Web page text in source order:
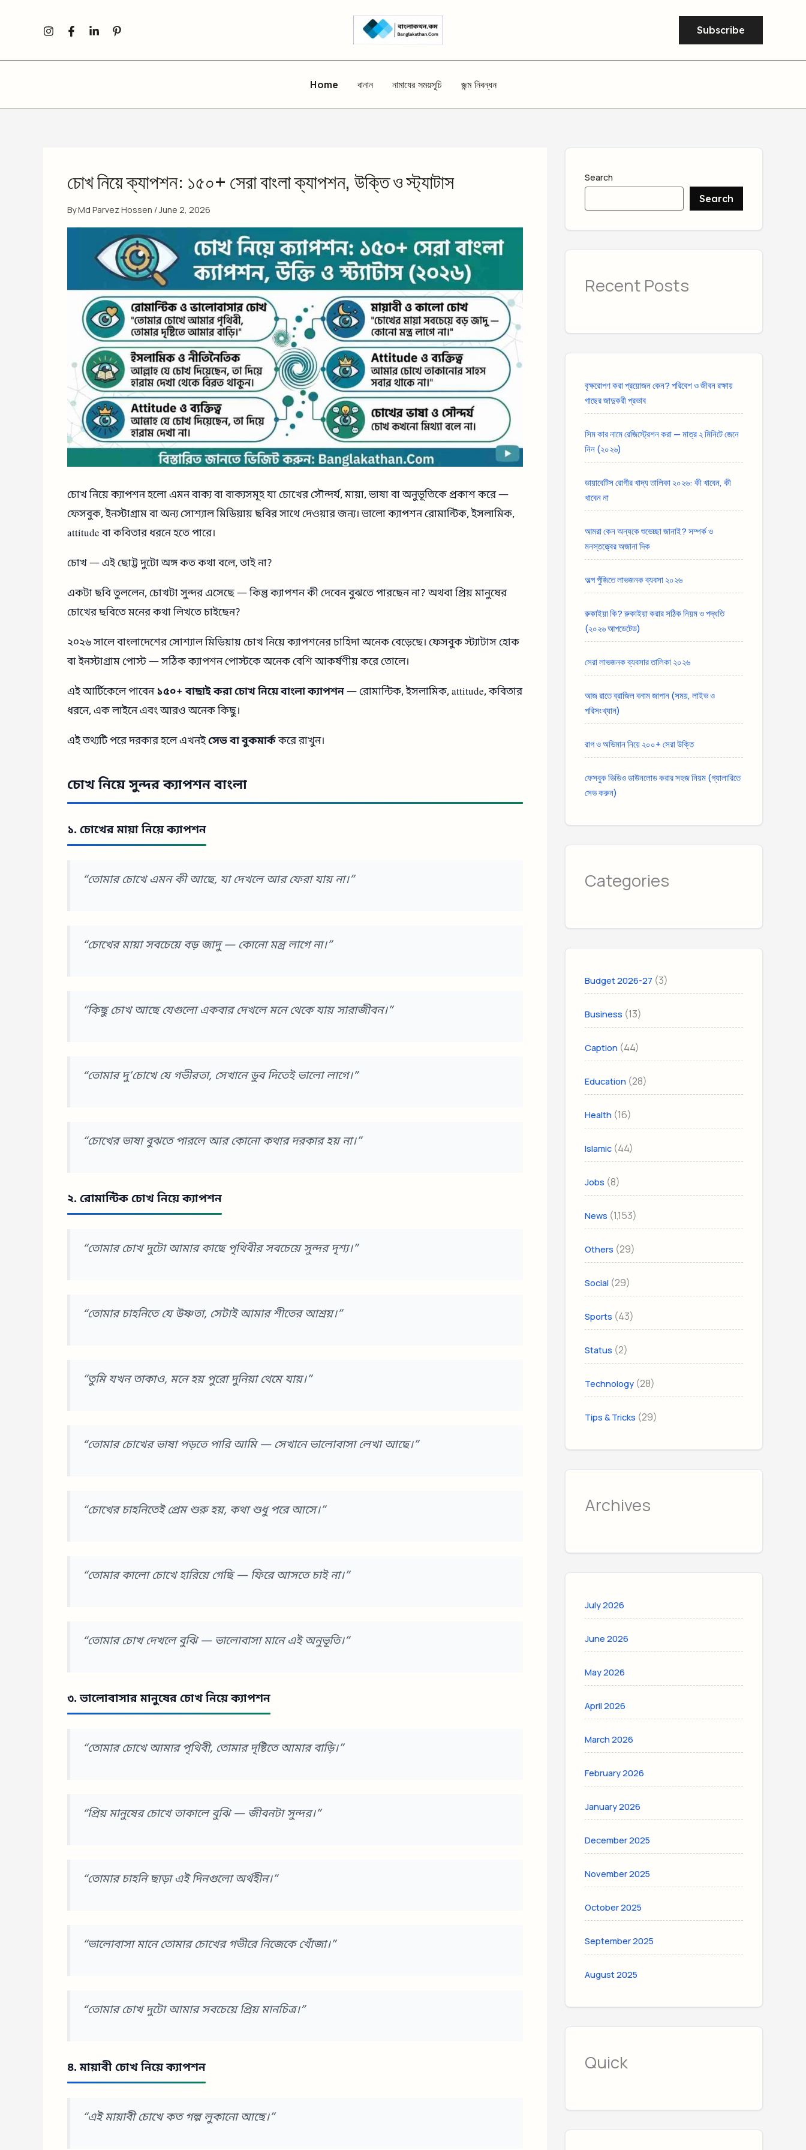
Subscribe
Home বানান নামাযের সময়সূচি জন্ম নিবন্ধন
চোখ নিয়ে ক্যাপশন: ১৫০+ সেরা বাংলা ক্যাপশন, উক্তি ও স্ট্যাটাস
ByMd Parvez Hossen /June 2, 2026
চোখ নিয়ে ক্যাপশন হলো এমন বাক্য বা বাক্যসমূহ যা চোখের সৌন্দর্য, মায়া, ভাষা বা অনুভূতিকে প্রকাশ করে —
ফেসবুক, ইনস্টাগ্রাম বা অন্য সোশ্যাল মিডিয়ায় ছবির সাথে দেওয়ার জন্য। ভালো ক্যাপশন রোমান্টিক, ইসলামিক,
attitude বা কবিতার ধরনে হতে পারে।
চোখ — এই ছোট্ট দুটো অঙ্গ কত কথা বলে, তাই না?
একটা ছবি তুললেন, চোখটা সুন্দর এসেছে — কিন্তু ক্যাপশন কী দেবেন বুঝতে পারছেন না? অথবা প্রিয় মানুষের
চোখের ছবিতে মনের কথা লিখতে চাইছেন?
২০২৬ সালে বাংলাদেশের সোশ্যাল মিডিয়ায় চোখ নিয়ে ক্যাপশনের চাহিদা অনেক বেড়েছে। ফেসবুক স্ট্যাটাস হোক
বা ইনস্টাগ্রাম পোস্ট — সঠিক ক্যাপশন পোস্টকে অনেক বেশি আকর্ষণীয় করে তোলে।
এই আর্টিকেলে পাবেন ১৫০+ বাছাই করা চোখ নিয়ে বাংলা ক্যাপশন— রোমান্টিক, ইসলামিক, attitude, কবিতার
ধরনে, এক লাইনে এবং আরও অনেক কিছু।
এই তথ্যটি পরে দরকার হলে এখনইসেভ বা বুকমার্ককরে রাখুন।
চোখ নিয়ে সুন্দর ক্যাপশন বাংলা
১. চোখের মায়া নিয়ে ক্যাপশন
“তোমার চোখে এমন কী আছে, যা দেখলে আর ফেরা যায় না।”
“চোখের মায়া সবচেয়ে বড় জাদু — কোনো মন্ত্র লাগে না।”
“কিছু চোখ আছে যেগুলো একবার দেখলে মনে থেকে যায় সারাজীবন।”
“তোমার দু’চোখে যে গভীরতা, সেখানে ডুব দিতেই ভালো লাগে।”
“চোখের ভাষা বুঝতে পারলে আর কোনো কথার দরকার হয় না।”
২. রোমান্টিক চোখ নিয়ে ক্যাপশন
“তোমার চোখ দুটো আমার কাছে পৃথিবীর সবচেয়ে সুন্দর দৃশ্য।”
“তোমার চাহনিতে যে উষ্ণতা, সেটাই আমার শীতের আশ্রয়।”
“তুমি যখন তাকাও, মনে হয় পুরো দুনিয়া থেমে যায়।”
“তোমার চোখের ভাষা পড়তে পারি আমি — সেখানে ভালোবাসা লেখা আছে।”
“চোখের চাহনিতেই প্রেম শুরু হয়, কথা শুধু পরে আসে।”
“তোমার কালো চোখে হারিয়ে গেছি — ফিরে আসতে চাই না।”
“তোমার চোখ দেখলে বুঝি — ভালোবাসা মানে এই অনুভূতি।”
৩. ভালোবাসার মানুষের চোখ নিয়ে ক্যাপশন
“তোমার চোখে আমার পৃথিবী, তোমার দৃষ্টিতে আমার বাড়ি।”
“প্রিয় মানুষের চোখে তাকালে বুঝি — জীবনটা সুন্দর।”
“তোমার চাহনি ছাড়া এই দিনগুলো অর্থহীন।”
“ভালোবাসা মানে তোমার চোখের গভীরে নিজেকে খোঁজা।”
“তোমার চোখ দুটো আমার সবচেয়ে প্রিয় মানচিত্র।”
৪. মায়াবী চোখ নিয়ে ক্যাপশন
“এই মায়াবী চোখে কত গল্প লুকানো আছে।”
Search
Search
Recent Posts
বৃক্ষরোপণ করা প্রয়োজন কেন? পরিবেশ ও জীবন রক্ষায়
গাছের জাদুকরী প্রভাব
সিম কার নামে রেজিস্ট্রেশন করা — মাত্র ২ মিনিটে জেনে
নিন (২০২৬)
ডায়াবেটিস রোগীর খাদ্য তালিকা ২০২৬: কী খাবেন, কী
খাবেন না
আমরা কেন অন্যকে শুভেচ্ছা জানাই? সম্পর্ক ও
মনস্তত্ত্বের অজানা দিক
অল্প পুঁজিতে লাভজনক ব্যবসা ২০২৬
রুকাইয়া কি? রুকাইয়া করার সঠিক নিয়ম ও পদ্ধতি
(২০২৬ আপডেটেড)
সেরা লাভজনক ব্যবসার তালিকা ২০২৬
আজ রাতে ব্রাজিল বনাম জাপান (সময়, লাইভ ও
পরিসংখ্যান)
রাগ ও অভিমান নিয়ে ২০০+ সেরা উক্তি
ফেসবুক ভিডিও ডাউনলোড করার সহজ নিয়ম (গ্যালারিতে
সেভ করুন)
Categories
Budget 2026-27 (3)
Business (13)
Caption (44)
Education (28)
Health (16)
Islamic (44)
Jobs (8)
News (1,153)
Others (29)
Social (29)
Sports (43)
Status (2)
Technology (28)
Tips & Tricks (29)
Archives
July 2026
June 2026
May 2026
April 2026
March 2026
February 2026
January 2026
December 2025
November 2025
October 2025
September 2025
August 2025
Quick